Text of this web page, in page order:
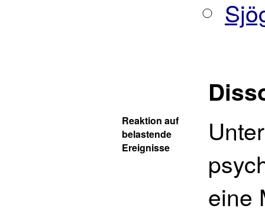
Reaktion auf
belastende
Ereignisse
eine